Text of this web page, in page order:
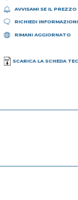
AVVISAMI SE IL PREZZO
RICHIEDI INFORMAZIONI
RIMANI AGGIORNATO
SCARICA LA SCHEDA